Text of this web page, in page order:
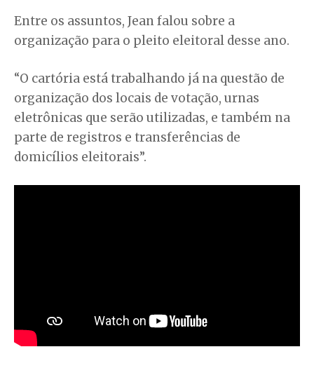
Entre os assuntos, Jean falou sobre a
organização para o pleito eleitoral desse ano.
“O cartória está trabalhando já na questão de
organização dos locais de votação, urnas
eletrônicas que serão utilizadas, e também na
parte de registros e transferências de
domicílios eleitorais”.